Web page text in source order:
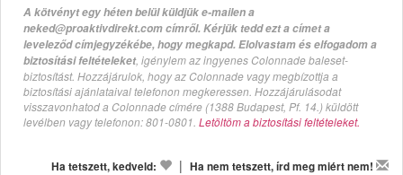
A kötvényt egy héten belül küldjük e-mailen a
neked@proaktivdirekt.com címről. Kérjük tedd ezt a címet a
leveleződ címjegyzékébe, hogy megkapd. Elolvastam és elfogadom a
biztosítási feltételeket, igénylem az ingyenes Colonnade baleset-
biztosítást. Hozzájárulok, hogy az Colonnade vagy megbízottja a
biztosítási ajánlataival telefonon megkeressen. Hozzájárulásodat
visszavonhatod a Colonnade címére (1388 Budapest, Pf. 14.) küldött
levélben vagy telefonon: 801-0801. Letöltöm a biztosítási feltételeket.
Ha tetszett, kedveld: | Ha nem tetszett, írd meg miért nem!